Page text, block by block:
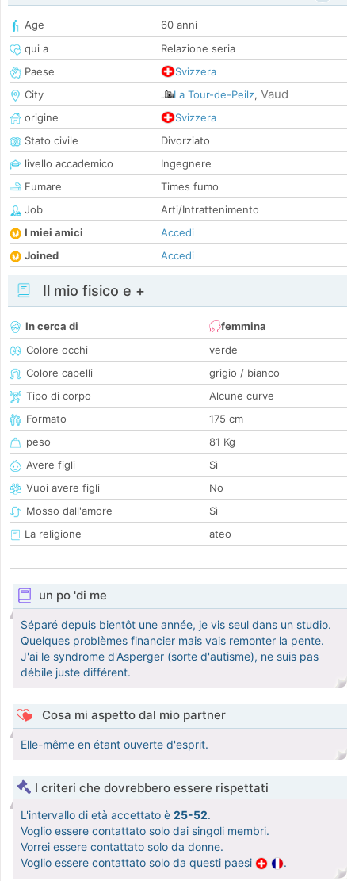
Age
60 anni
qui a
Relazione seria
Paese
Svizzera
City
La Tour-de-Peilz, Vaud
origine
Svizzera
Stato civile
Divorziato
livello accademico
Ingegnere
Fumare
Times fumo
Job
Arti/Intrattenimento
I miei amici
Accedi
Joined
Accedi
Il mio fisico e +
In cerca di
femmina
Colore occhi
verde
Colore capelli
grigio / bianco
Tipo di corpo
Alcune curve
Formato
175 cm
peso
81 Kg
Avere figli
Sì
Vuoi avere figli
No
Mosso dall'amore
Sì
La religione
ateo
un po 'di me
Séparé depuis bientôt une année, je vis seul dans un studio.
Quelques problèmes financier mais vais remonter la pente.
J'ai le syndrome d'Asperger (sorte d'autisme), ne suis pas
débile juste différent.
Cosa mi aspetto dal mio partner
Elle-même en étant ouverte d'esprit.
I criteri che dovrebbero essere rispettati
L'intervallo di età accettato è 25-52.
Voglio essere contattato solo dai singoli membri.
Vorrei essere contattato solo da donne.
Voglio essere contattato solo da questi paesi
.